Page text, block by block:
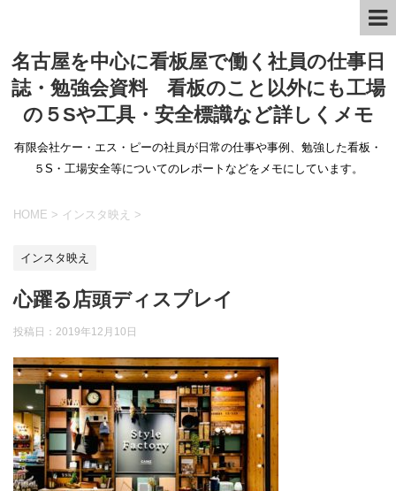
名古屋を中心に看板屋で働く社員の仕事日
誌・勉強会資料 看板のこと以外にも工場
の５Sや工具・安全標識など詳しくメモ
有限会社ケー・エス・ピーの社員が日常の仕事や事例、勉強した看板・
５S・工場安全等についてのレポートなどをメモにしています。
HOME > インスタ映え >
インスタ映え
心躍る店頭ディスプレイ
投稿日： 2019年12月10日